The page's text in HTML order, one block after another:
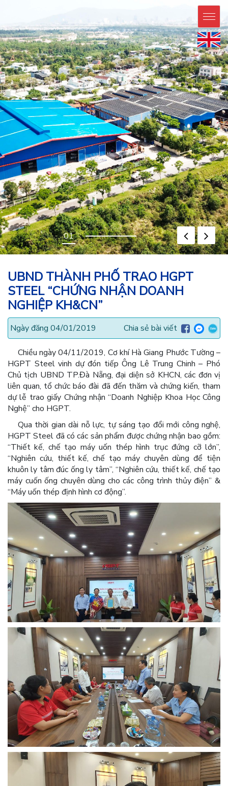
UBND THÀNH PHỐ TRAO HGPT
STEEL “CHỨNG NHẬN DOANH
NGHIỆP KH&CN”
Ngày đăng 04/01/2019 Chia sẻ bài viết
Chiều ngày 04/11/2019, Cơ khí Hà Giang Phước Tường –
HGPT Steel vinh dự đón tiếp Ông Lê Trung Chinh – Phó
Chủ tịch UBND TP.Đà Nẵng, đại diện sở KHCN, các đơn vị
liên quan, tổ chức báo đài đã đến thăm và chứng kiến, tham
dự lễ trao giấy Chứng nhận “Doanh Nghiệp Khoa Học Công
Nghệ” cho HGPT.
Qua thời gian dài nỗ lực, tự sáng tạo đổi mới công nghệ,
HGPT Steel đã có các sản phẩm được chứng nhận bao gồm:
“Thiết kế, chế tạo máy uốn thép hình trục đứng cỡ lớn”,
“Nghiên cứu, thiết kế, chế tạo máy chuyên dùng để tiện
khuôn ly tâm đúc ống ly tâm”, “Nghiên cứu, thiết kế, chế tạo
máy cuốn ống chuyên dùng cho các công trình thủy điện” &
“Máy uốn thép định hình cơ động”.